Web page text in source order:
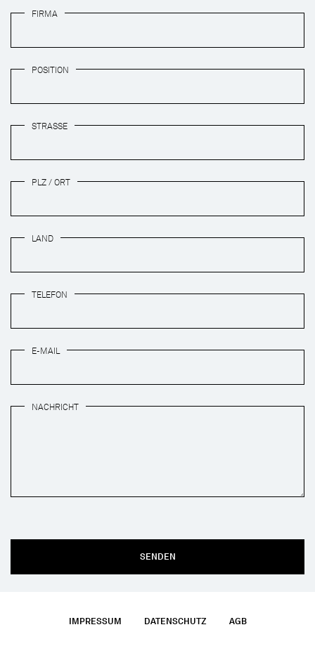
FIRMA
POSITION
STRASSE
PLZ / ORT
LAND
TELEFON
E-MAIL
NACHRICHT
SENDEN
IMPRESSUM DATENSCHUTZ AGB